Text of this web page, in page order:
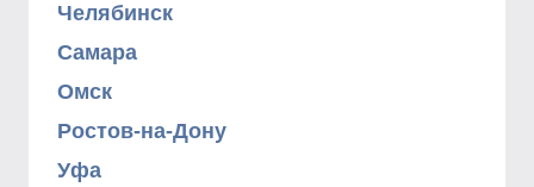
Челябинск
Самара
Омск
Ростов-на-Дону
Уфа